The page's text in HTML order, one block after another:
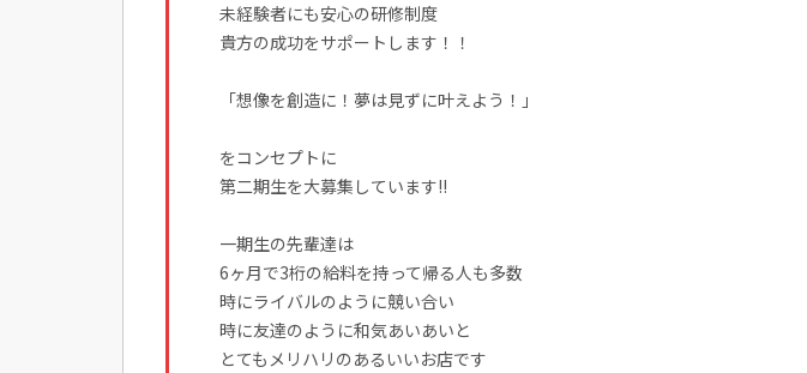
未経験者にも安心の研修制度
貴方の成功をサポートします！！
「想像を創造に！夢は見ずに叶えよう！」
をコンセプトに
第二期生を大募集しています!!
一期生の先輩達は
6ヶ月で3桁の給料を持って帰る人も多数
時にライバルのように競い合い
時に友達のように和気あいあいと
とてもメリハリのあるいいお店です